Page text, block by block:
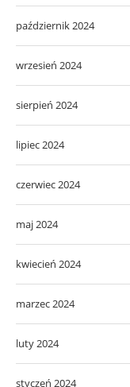
październik 2024
wrzesień 2024
sierpień 2024
lipiec 2024
czerwiec 2024
maj 2024
kwiecień 2024
marzec 2024
luty 2024
styczeń 2024